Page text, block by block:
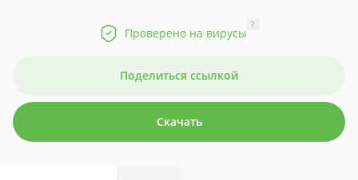
Проверено на вирусы
?
Поделиться ссылкой
Скачать